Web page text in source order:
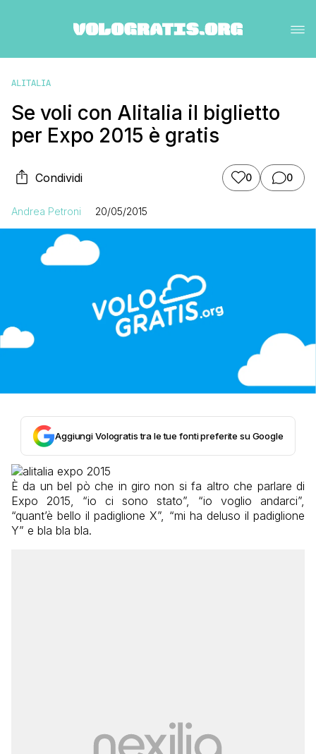
ALITALIA
Se voli con Alitalia il biglietto
per Expo 2015 è gratis
Condividi 0 0
Andrea Petroni 20/05/2015
Aggiungi Vologratis tra le tue fonti preferite su Google
È da un bel pò che in giro non si fa altro che parlare di
Expo 2015, “io ci sono stato”, “io voglio andarci”,
“quant’è bello il padiglione X”, “mi ha deluso il padiglione
Y” e bla bla bla.